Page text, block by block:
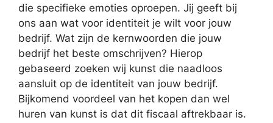
die specifieke emoties oproepen. Jij geeft bij
ons aan wat voor identiteit je wilt voor jouw
bedrijf. Wat zijn de kernwoorden die jouw
bedrijf het beste omschrijven? Hierop
gebaseerd zoeken wij kunst die naadloos
aansluit op de identiteit van jouw bedrijf.
Bijkomend voordeel van het kopen dan wel
huren van kunst is dat dit fiscaal aftrekbaar is.